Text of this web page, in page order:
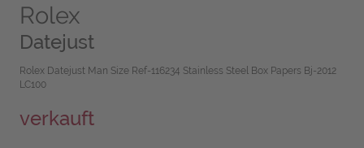
Rolex
Datejust
Rolex Datejust Man Size Ref-116234 Stainless Steel Box Papers Bj-2012
LC100
verkauft